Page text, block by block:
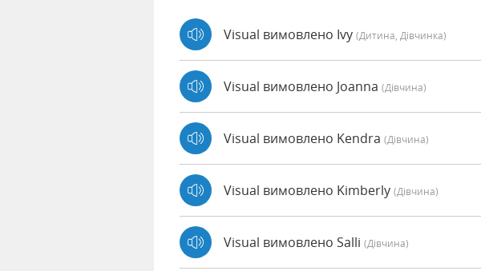
Visual вимовлено Ivy (дитина, Дівчинка)
Visual вимовлено Joanna (дівчина)
Visual вимовлено Kendra (дівчина)
Visual вимовлено Kimberly (дівчина)
Visual вимовлено Salli (дівчина)